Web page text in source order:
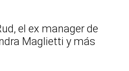
el ex manager de
Maglietti y más